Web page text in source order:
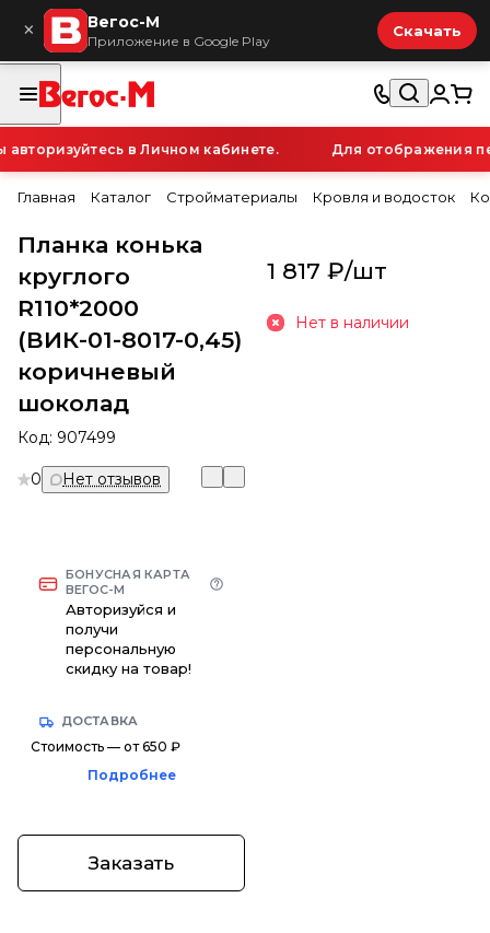
× Вегос-М
Приложение в Google Play
Скачать
в Личном кабинете. Для отображения
Главная Каталог Стройматериалы Кровля и водосток
Планка конька
круглого
R110*2000
(ВИК-01-8017-0,45)
коричневый
шоколад
Код: 907499
0 Нет отзывов
БОНУСНАЯ КАРТА
ВЕГОС-М
Авторизуйся и
получи
персональную
скидку на товар!
ДОСТАВКА
Стоимость — от 650 ₽
Подробнее
Заказать
1 817 ₽/шт
Нет в наличии